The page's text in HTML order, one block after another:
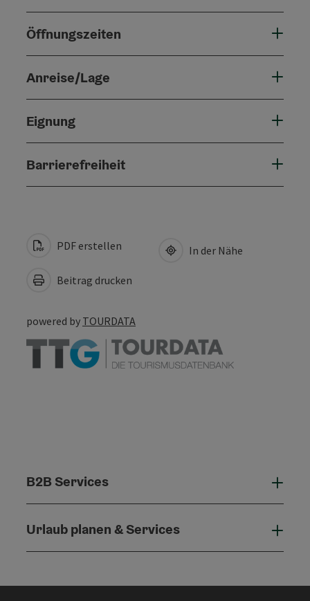
Öffnungszeiten
Anreise/Lage
Eignung
Barrierefreiheit
PDF erstellen
Beitrag drucken
In der Nähe
powered by TOURDATA
B2B Services
Urlaub planen & Services